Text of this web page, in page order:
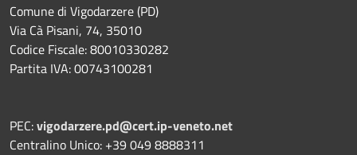
Comune di Vigodarzere (PD)
Via Cà Pisani, 74, 35010
Codice Fiscale: 80010330282
Partita IVA: 00743100281
PEC:vigodarzere.pd@cert.ip-veneto.net
Centralino Unico: +39 049 8888311